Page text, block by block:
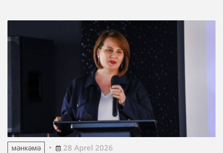
MƏHKƏMƏ 28 Aprel 2026